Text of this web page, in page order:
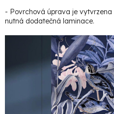
- Povrchová úprava je vytvrzena
nutná dodatečná laminace.